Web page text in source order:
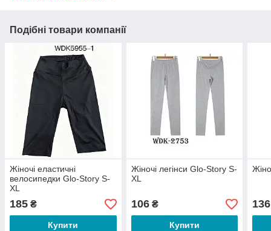
Подібні товари компанії
Жіночі еластичні
велосипедки Glo-Story S-
XL
185 ₴
Купити
Жіночі легінси Glo-Story S-
XL
106₴
Купити
136